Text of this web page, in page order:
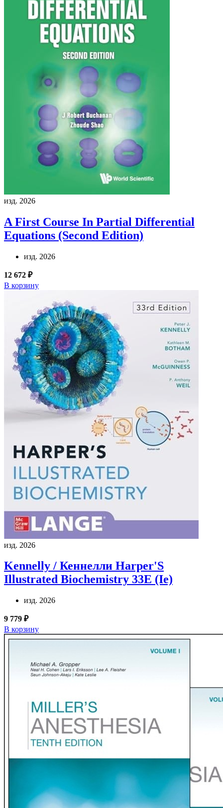
изд. 2026
A First Course In Partial Differential
Equations (Second Edition)
изд. 2026
12 672 ₽
В корзину
изд. 2026
Kennelly / Кеннелли Harper'S
Illustrated Biochemistry 33E (Ie)
изд. 2026
9 779 ₽
В корзину